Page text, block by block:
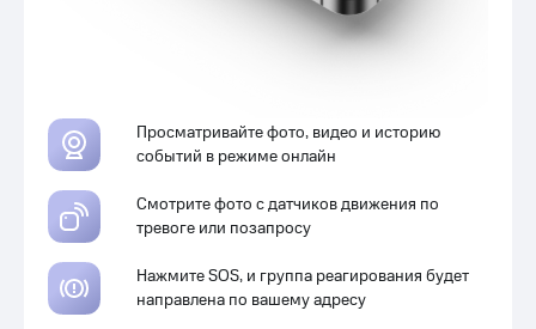
Просматривайте фото, видео и историю
событий в режиме онлайн
Смотрите фото с датчиков движения по
тревоге или позапросу
Нажмите SOS, и группа реагирования будет
направлена по вашему адресу